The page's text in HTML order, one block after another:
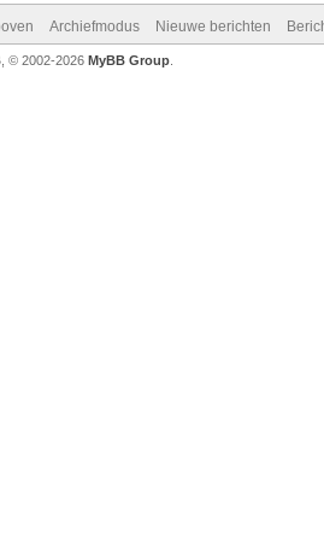
Archiefmodus Nieuwe berichten
, © 2002-2026 MyBB Group.